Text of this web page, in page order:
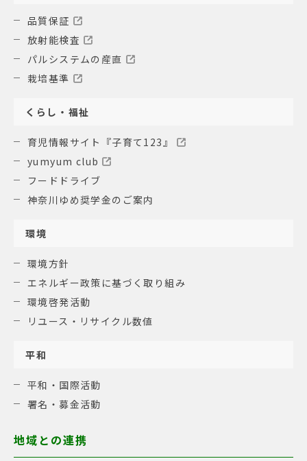
品質保証
放射能検査
パルシステムの産直
栽培基準
くらし・福祉
育児情報サイト『子育て123』
yumyum club
フードドライブ
神奈川ゆめ奨学金のご案内
環境
環境方針
エネルギー政策に基づく取り組み
環境啓発活動
リユース・リサイクル数値
平和
平和・国際活動
署名・募金活動
地域との連携